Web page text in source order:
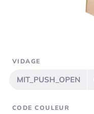
VIDAGE
MIT_PUSH_OPEN
CODE COULEUR